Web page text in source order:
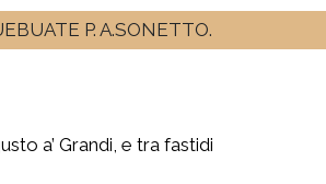
P. A.SONETTO.
a’ Grandi, e tra fastidi